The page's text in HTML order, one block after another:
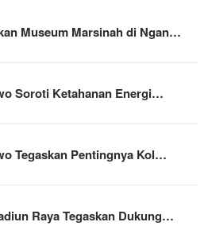
Museum Marsinah di Ngan…
Soroti Ketahanan Energi…
Tegaskan Pentingnya Kol…
Raya Tegaskan Dukung…